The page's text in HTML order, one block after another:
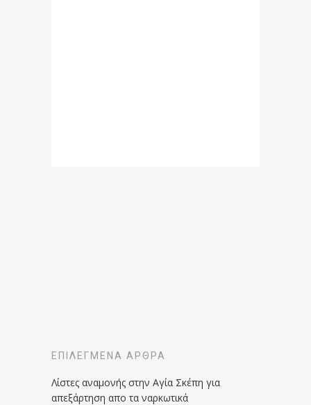
ΕΠΙΛΕΓΜΈΝΑ ΆΡΘΡΑ
Λίστες αναμονής στην Αγία Σκέπη για
απεξάρτηση απο τα ναρκωτικά